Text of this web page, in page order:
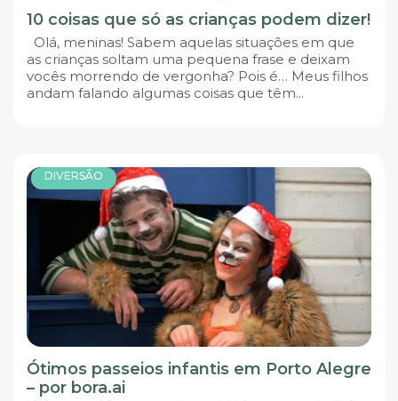
10 coisas que só as crianças podem dizer!
Olá, meninas! Sabem aquelas situações em que
as crianças soltam uma pequena frase e deixam
vocês morrendo de vergonha? Pois é… Meus filhos
andam falando algumas coisas que têm...
DIVERSÃO
Ótimos passeios infantis em Porto Alegre
– por bora.ai